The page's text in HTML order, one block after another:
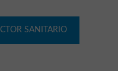
SANITARIO